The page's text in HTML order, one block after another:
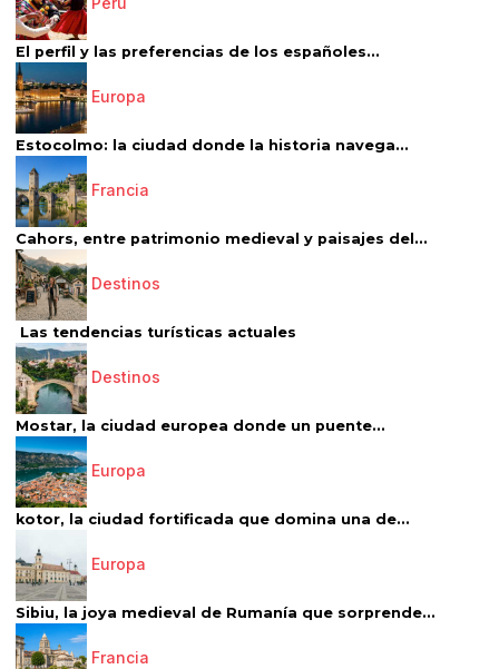
El perfil y las preferencias de los españoles...
Europa
Estocolmo: la ciudad donde la historia navega...
Francia
Cahors, entre patrimonio medieval y paisajes del...
Destinos
Las tendencias turísticas actuales
Destinos
Mostar, la ciudad europea donde un puente...
Europa
kotor, la ciudad fortificada que domina una de...
Europa
Sibiu, la joya medieval de Rumanía que sorprende...
Francia